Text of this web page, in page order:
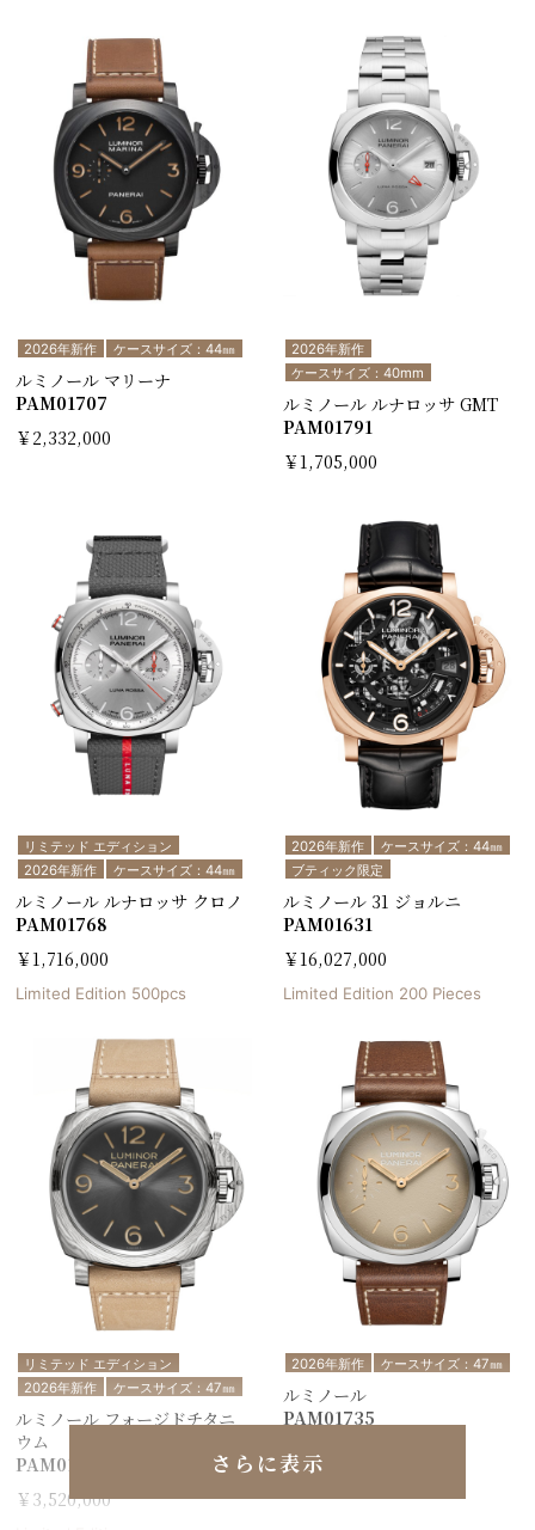
2026年新作 ケースサイズ：44㎜
ルミノール マリーナ
PAM01707
￥2,332,000
2026年新作
ケースサイズ：40mm
ルミノール ルナロッサ GMT
PAM01791
￥1,705,000
リミテッド エディション
2026年新作
ケースサイズ：44㎜
ルミノール ルナロッサ クロノ
PAM01768
￥1,716,000
Limited Edition 500pcs
2026年新作
ケースサイズ：44㎜
ブティック限定
ルミノール 31 ジョルニ
PAM01631
￥16,027,000
Limited Edition 200 Pieces
リミテッド エディション
2026年新作
ケースサイズ：47㎜
ルミノール フォージドチタニ
ウム
PAM01629
￥3,520,000
2026年新作 ケースサイズ：47㎜
ルミノール
PAM01735
￥1,848,000
さらに表示